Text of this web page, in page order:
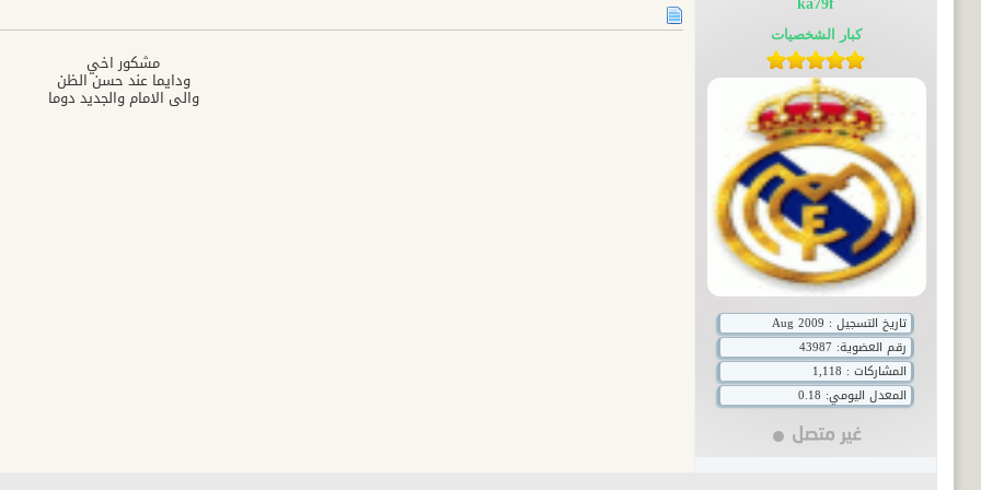
كبار الشخصيات
تاريخ التسجيل : Aug 2009
رقم العضوية:
المشاركات : 1,118
المعدل اليومي: 0.18
مشكور اخي
ودايما عند حسن الظن
والى الامام والجديد دوما